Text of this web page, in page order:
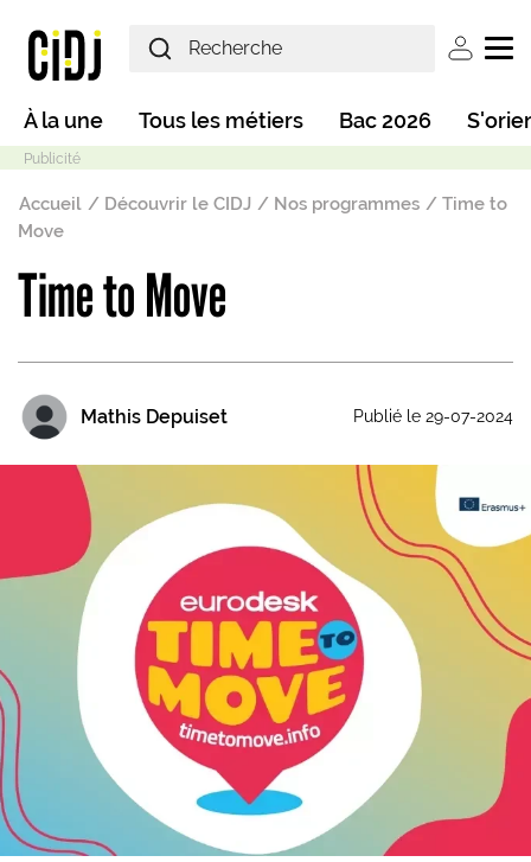
User
Main navigation
À la une Tous les métiers Bac 2026
Mode sombre
Fil d'Ariane
Accueil Découvrir le CIDJ Nos programmes
Time to
Move
Time to Move
Mathis Depuiset Publié le 29-07-2024